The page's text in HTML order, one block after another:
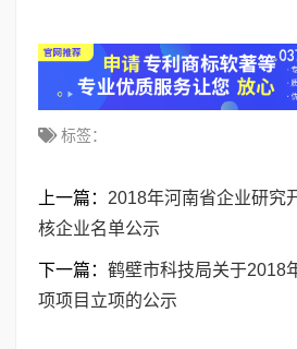
标签：
上一篇： 2018年河南省企业研究
核企业名单公示
下一篇： 鹤壁市科技局关于2018
项项目立项的公示